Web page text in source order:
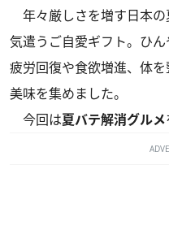
年々厳しさを増す日本
気遣うご自愛ギフト。ひん
疲労回復や食欲増進、体
美味を集めました。
今回は夏バテ解消グルメ